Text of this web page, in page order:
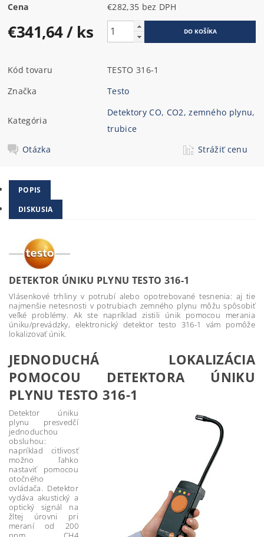
Cena €282,35 bez DPH
€341,64/ ks
Kód tovaru
TESTO 316-1
Značka
Testo
Kategória
Detektory CO, CO2, zemného plynu,
trubice
Otázka
Strážiť cenu
POPIS
DISKUSIA
DETEKTOR ÚNIKU PLYNU TESTO 316-1
Vlásenkové trhliny v potrubí alebo opotrebované tesnenia: aj tie
najmenšie netesnosti v potrubiach zemného plynu môžu spôsobiť
veľké problémy. Ak ste napríklad zistili únik pomocou merania
úniku/prevádzky, elektronický detektor testo 316-1 vám pomôže
lokalizovať únik.
JEDNODUCHÁ LOKALIZÁCIA
POMOCOU DETEKTORA ÚNIKU
PLYNU TESTO 316-1
Detektor úniku
plynu presvedčí
jednoduchou
obsluhou:
napríklad citlivosť
možno ľahko
nastaviť pomocou
otočného
ovládača. Detektor
vydáva akustický a
optický signál na
žltej úrovni pri
meraní od 200